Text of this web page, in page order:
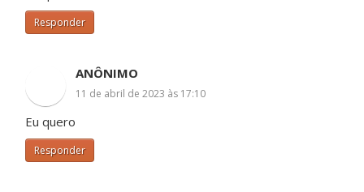
Responder
ANÔNIMO
11 de abril de 2023 às 17:10
Eu quero
Responder